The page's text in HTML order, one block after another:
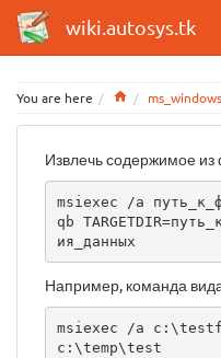
wiki.autosys.tk
You are here Home
Извлечь содержимое
msiexec /a
qb
ия_данных
Например, команда
msiexec /a
c:\temp\test